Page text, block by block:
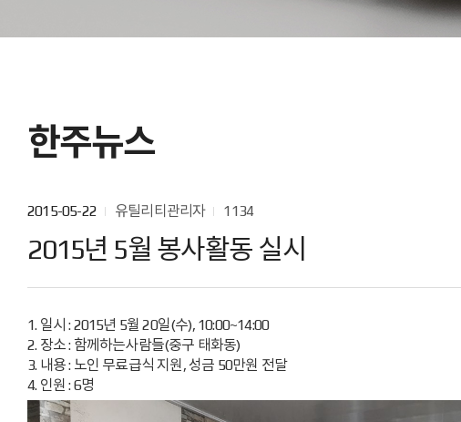
한주뉴스
2015-05-22 유틸리티관리자 1134
2015년 5월 봉사활동 실시
1. 일시 : 2015년 5월 20일(수), 10:00~14:00
2. 장소 : 함께하는사람들(중구 태화동)
3. 내용 : 노인 무료급식 지원, 성금 50만원 전달
4. 인원 : 6명